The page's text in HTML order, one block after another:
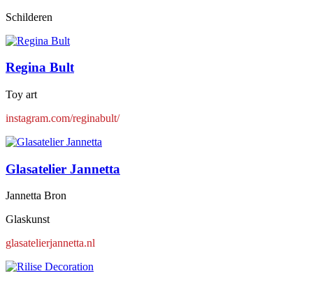
Schilderen
Regina Bult
Toy art
instagram.com/reginabult/
Glasatelier Jannetta
Jannetta Bron
Glaskunst
glasatelierjannetta.nl